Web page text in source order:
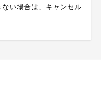
い場合は、キャンセル